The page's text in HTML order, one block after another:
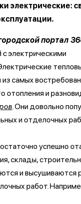
электрические:
портал
с электрическими
самых
отопления и
. Они довольно
и отделочных
успешно
склады,
и высушиваются
работ.